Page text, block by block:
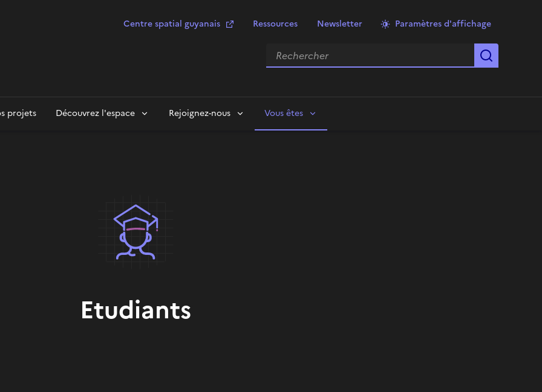
Centre spatial guyanais Ressources Newsletter Paramètres d'affichage
Rechercher
projets Découvrez l'espace Rejoignez-nous Vous êtes
Etudiants